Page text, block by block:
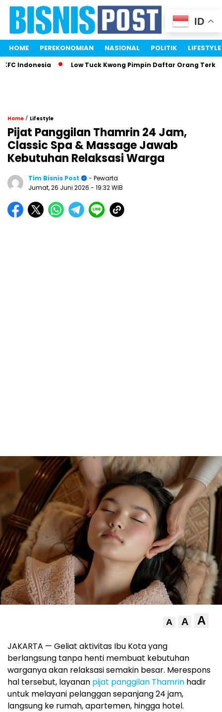
HOME PEREKONOMIAN NASIONAL POLITIK LIFESTYLE
Indonesia Low Tuck Kwong Pimpin Daftar Orang Terkaya
Home / Lifestyle
Pijat Panggilan Thamrin 24 Jam,
Classic Spa & Massage Jawab
Kebutuhan Relaksasi Warga
Tim Bisnis Post
- Pewarta
Jumat, 26 Juni 2026 - 19:32 WIB
A A A
JAKARTA — Geliat aktivitas Ibu Kota yang
berlangsung tanpa henti membuat kebutuhan
warganya akan relaksasi semakin besar. Merespons
hal tersebut, layanan pijat panggilan Thamrin hadir
untuk melayani pelanggan sepanjang 24 jam,
langsung ke rumah, apartemen, hingga hotel.
ID